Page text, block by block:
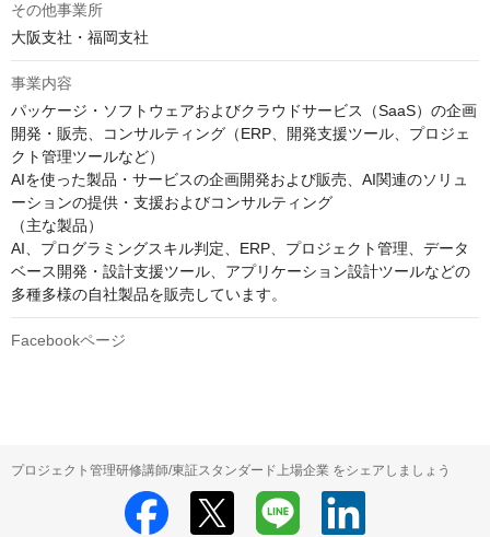
その他事業所
大阪支社・福岡支社
事業内容
パッケージ・ソフトウェアおよびクラウドサービス（SaaS）の企画
開発・販売、コンサルティング（ERP、開発支援ツール、プロジェ
クト管理ツールなど）
AIを使った製品・サービスの企画開発および販売、AI関連のソリュ
ーションの提供・支援およびコンサルティング
（主な製品）
AI、プログラミングスキル判定、ERP、プロジェクト管理、データ
ベース開発・設計支援ツール、アプリケーション設計ツールなどの
Facebookページ
プロジェクト管理研修講師/東証スタンダード上場企業 をシェアしましょう